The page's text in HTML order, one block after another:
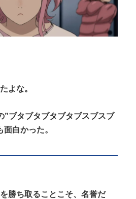
よな。
”ブタブタブタブタブスブスブ
白かった。
勝ち取ることこそ、名誉だ